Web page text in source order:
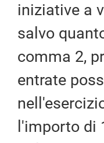
iniziative a
salvo
comma 2,
entrate
l'importo di